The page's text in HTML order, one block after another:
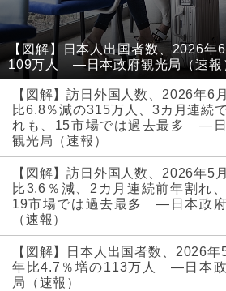
【図解】日本人出国者数、2026年
109万人 ―日本政府観光局（速報
【図解】訪日外国人数、2026年6
比6.8％減の315万人、3カ月連続
れも、15市場では過去最多 ―
観光局（速報）
【図解】訪日外国人数、2026年5
比3.6％減、2カ月連続前年割れ
19市場では過去最多 ―日本政
（速報）
【図解】日本人出国者数、2026年
年比4.7％増の113万人 ―日本
局（速報）